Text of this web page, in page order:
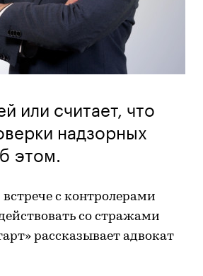
или считает, что
надзорных
этом.
с контролерами
со стражами
рассказывает адвокат